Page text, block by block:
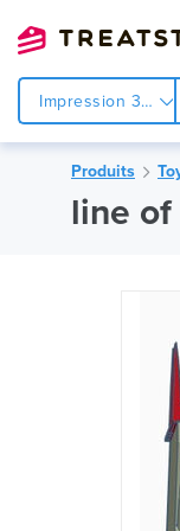
Impression 3d
Produits
line